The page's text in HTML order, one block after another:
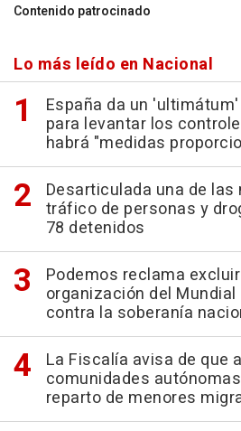
Contenido patrocinado
Lo más leído en Nacional
España da un
para levantar los
habrá "medidas
Desarticulada una de
tráfico de personas y
78 detenidos
Podemos reclama
organización del
contra la soberanía
La Fiscalía avisa de que
comunidades
reparto de menores